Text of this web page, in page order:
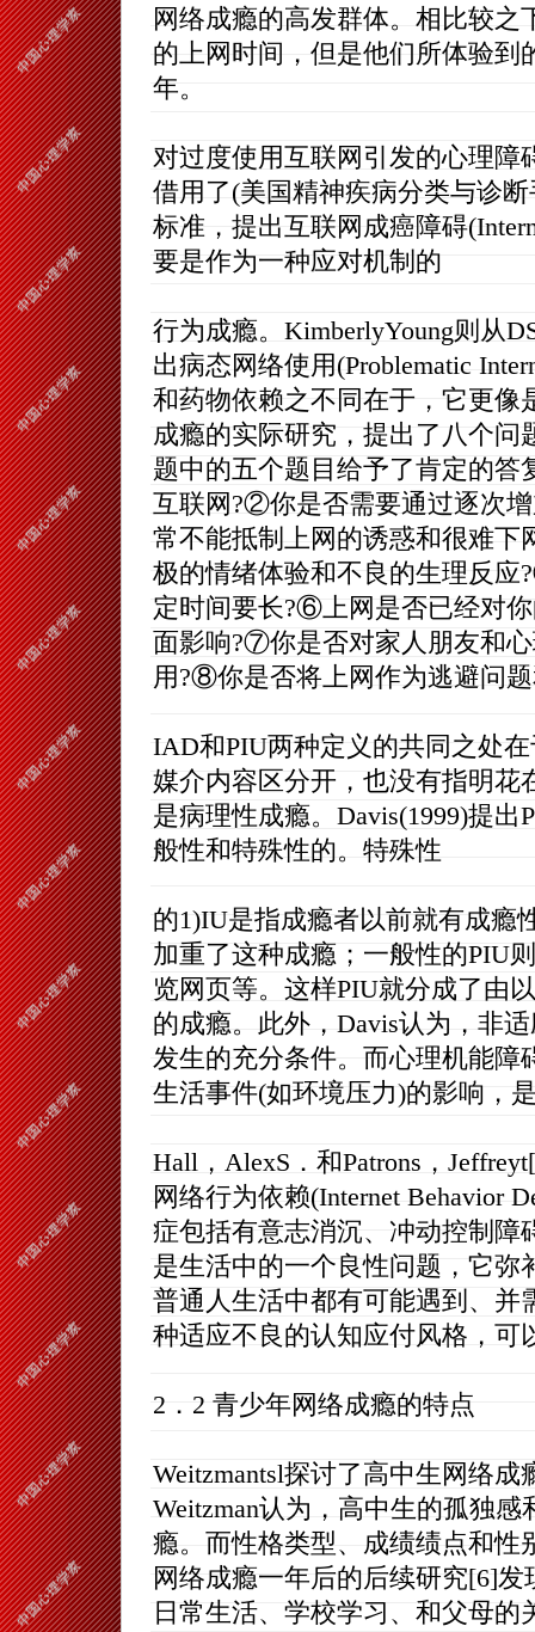
网络成瘾的高发群体。相比较
的上网时间，但是他们所体验到
年。
对过度使用互联网引发的心理障
借用了(美国精神疾病分类与诊
标准，提出互联网成癌障碍
要是作为一种应对机制的
行为成瘾。KimberlyYoung则从
出病态网络使用(Problematic
和药物依赖之不同在于，它更像
成瘾的实际研究，提出了八个问
题中的五个题目给予了肯定的
互联网?②你是否需要通过逐次
常不能抵制上网的诱惑和很难
极的情绪体验和不良的生理反
定时间要长?⑥上网是否已经对
面影响?⑦你是否对家人朋友和
用?⑧你是否将上网作为逃避问
IAD和PIU两种定义的共同之处
媒介内容区分开，也没有指明花
是病理性成瘾。Davis(1999)提
般性和特殊性的。特殊性
的1)IU是指成瘾者以前就有成瘾
加重了这种成瘾；一般性的PIU
览网页等。这样PIU就分成了由
的成瘾。此外，Davis认为，非
发生的充分条件。而心理机能障
生活事件(如环境压力)的影响，
Hall，AlexS．和Patrons，
网络行为依赖(Internet Behavior
症包括有意志消沉、冲动控制障
是生活中的一个良性问题，它弥
普通人生活中都有可能遇到、并
种适应不良的认知应付风格，可
2．2 青少年网络成瘾的特点
Weitzmantsl探讨了高中生网络
Weitzman认为，高中生的孤独
瘾。而性格类型、成绩绩点和性
网络成瘾一年后的后续研究[6]
日常生活、学校学习、和父母